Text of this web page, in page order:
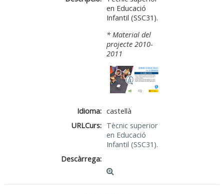
en Educació
Infantil (SSC31).
* Material del
projecte 2010-
2011
Idioma: castellà
URLCurs: Tècnic superior
en Educació
Infantil (SSC31).
Descàrrega: